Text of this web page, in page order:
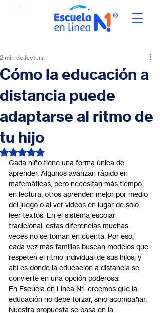
Cómo la educación a
distancia puede
adaptarse al ritmo de
tu hijo
2 min de lectura
Obtuvo NaN de 5 estrellas.
Cada niño tiene una forma única de
aprender. Algunos avanzan rápido en
matemáticas, pero necesitan más tiempo
en lectura; otros aprenden mejor por medio
del juego o al ver videos en lugar de solo
leer textos. En el sistema escolar
tradicional, estas diferencias muchas
veces no se toman en cuenta. Por eso,
cada vez más familias buscan modelos que
respeten el ritmo individual de sus hijos, y
ahí es donde la educación a distancia se
convierte en una opción poderosa.
En Escuela en Línea N1, creemos que la
educación no debe forzar, sino acompañar.
Nuestra propuesta se basa en la